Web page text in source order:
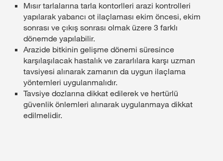
Mısır tarlalarına tarla kontorlleri arazi kontrolleri
yapılarak yabancı ot ilaçlaması ekim öncesi, ekim
sonrası ve çıkış sonrası olmak üzere 3 farklı
dönemde yapılabilir.
Arazide bitkinin gelişme dönemi süresince
karşılaşılacak hastalık ve zararlılara karşı uzman
tavsiyesi alınarak zamanın da uygun ilaçlama
yöntemleri uygulanmalıdır.
Tavsiye dozlarına dikkat edilerek ve hertürlü
güvenlik önlemleri alınarak uygulanmaya dikkat
edilmelidir.